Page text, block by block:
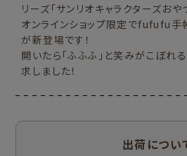
リーズ「サンリオキャラクターズおや
オンラインショップ限定でfufufu手
が新登場です！
開いたら「ふふふ」と笑みがこぼれ
求しました！
出荷につい